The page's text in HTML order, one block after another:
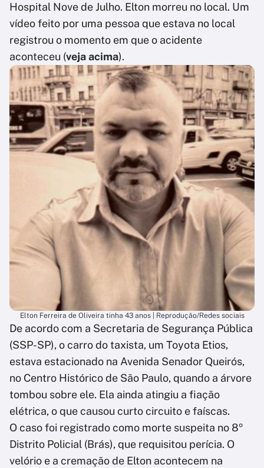
Hospital Nove de Julho. Elton morreu no local. Um
vídeo feito por uma pessoa que estava no local
registrou o momento em que o acidente
aconteceu (veja acima).
Elton Ferreira de Oliveira tinha 43 anos | Reprodução/Redes sociais
De acordo com a Secretaria de Segurança Pública
(SSP-SP), o carro do taxista, um Toyota Etios,
estava estacionado na Avenida Senador Queirós,
no Centro Histórico de São Paulo, quando a árvore
tombou sobre ele. Ela ainda atingiu a fiação
elétrica, o que causou curto circuito e faíscas.
O caso foi registrado como morte suspeita no 8º
Distrito Policial (Brás), que requisitou perícia. O
velório e a cremação de Elton acontecem na